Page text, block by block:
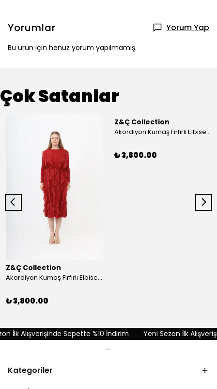
Yorumlar Yorum Yap
Bu ürün için henüz yorum yapılmamış.
Çok Satanlar
Z&Ç Collection
Akordiyon Kumaş Fırfırlı Elbise - Kırmızı
₺ 3,800.00
Z&Ç Collection
Akordiyon Kumaş Fırfırlı Elbise - Mavi
₺ 3,800.00
İlk Alışverişinde Sepette %10 İndirim Yeni Sezon İlk
Kategoriler